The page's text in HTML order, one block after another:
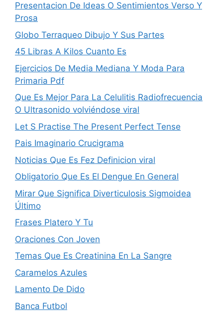
Presentacion De Ideas O Sentimientos Verso Y
Prosa
Globo Terraqueo Dibujo Y Sus Partes
45 Libras A Kilos Cuanto Es
Ejercicios De Media Mediana Y Moda Para
Primaria Pdf
Que Es Mejor Para La Celulitis Radiofrecuencia
O Ultrasonido volviéndose viral
Let S Practise The Present Perfect Tense
Pais Imaginario Crucigrama
Noticias Que Es Fez Definicion viral
Obligatorio Que Es El Dengue En General
Mirar Que Significa Diverticulosis Sigmoidea
Último
Frases Platero Y Tu
Oraciones Con Joven
Temas Que Es Creatinina En La Sangre
Caramelos Azules
Lamento De Dido
Banca Futbol